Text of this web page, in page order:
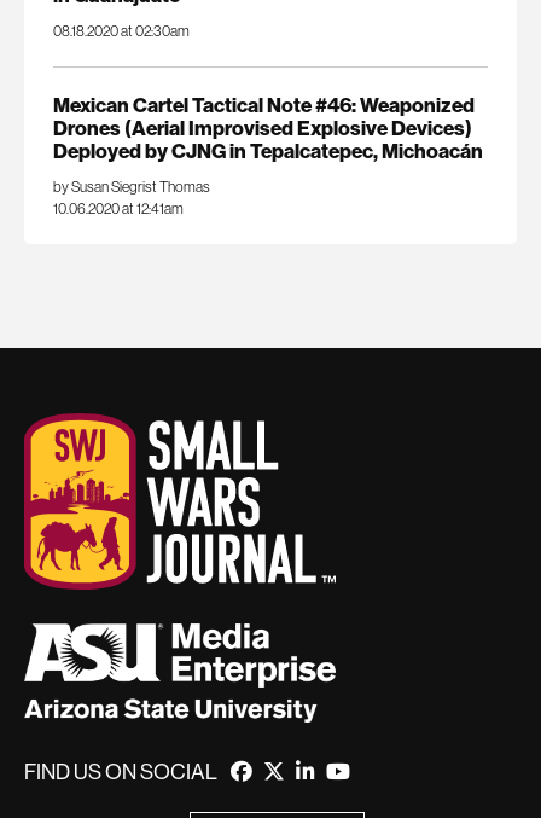
08.18.2020 at 02:30am
Mexican Cartel Tactical Note #46: Weaponized
Drones (Aerial Improvised Explosive Devices)
Deployed by CJNG in Tepalcatepec, Michoacán
by Susan Siegrist Thomas
10.06.2020 at 12:41am
FIND US ON SOCIAL